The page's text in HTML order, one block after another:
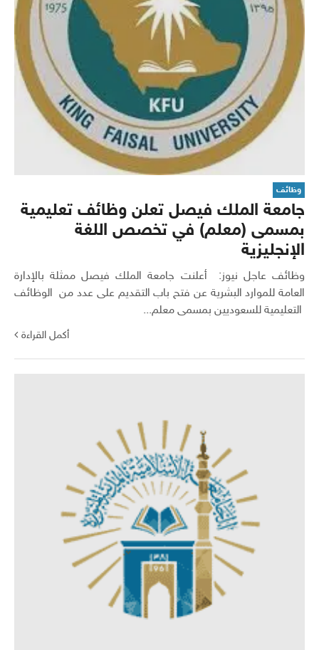
وظائف
جامعة الملك فيصل تعلن وظائف تعليمية
بمسمى (معلم) في تخصص اللغة
الإنجليزية
وظائف عاجل نيوز: أعلنت جامعة الملك فيصل ممثلة بالإدارة
العامة للموارد البشرية عن فتح باب التقديم على عدد من الوظائف
التعليمية للسعوديين بمسمى معلم...
أكمل القراءة